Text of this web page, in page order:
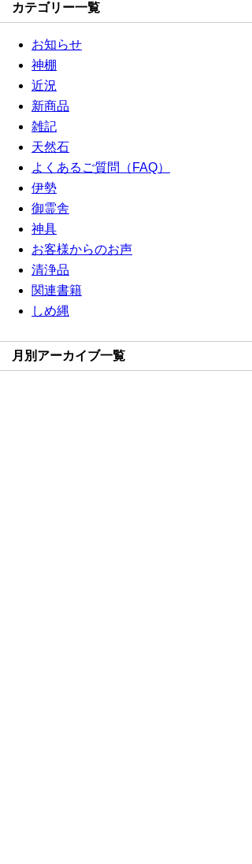
カテゴリー一覧
お知らせ
神棚
近況
新商品
雑記
天然石
よくあるご質問（FAQ）
伊勢
御霊舎
神具
お客様からのお声
清浄品
関連書籍
しめ縄
月別アーカイブ一覧